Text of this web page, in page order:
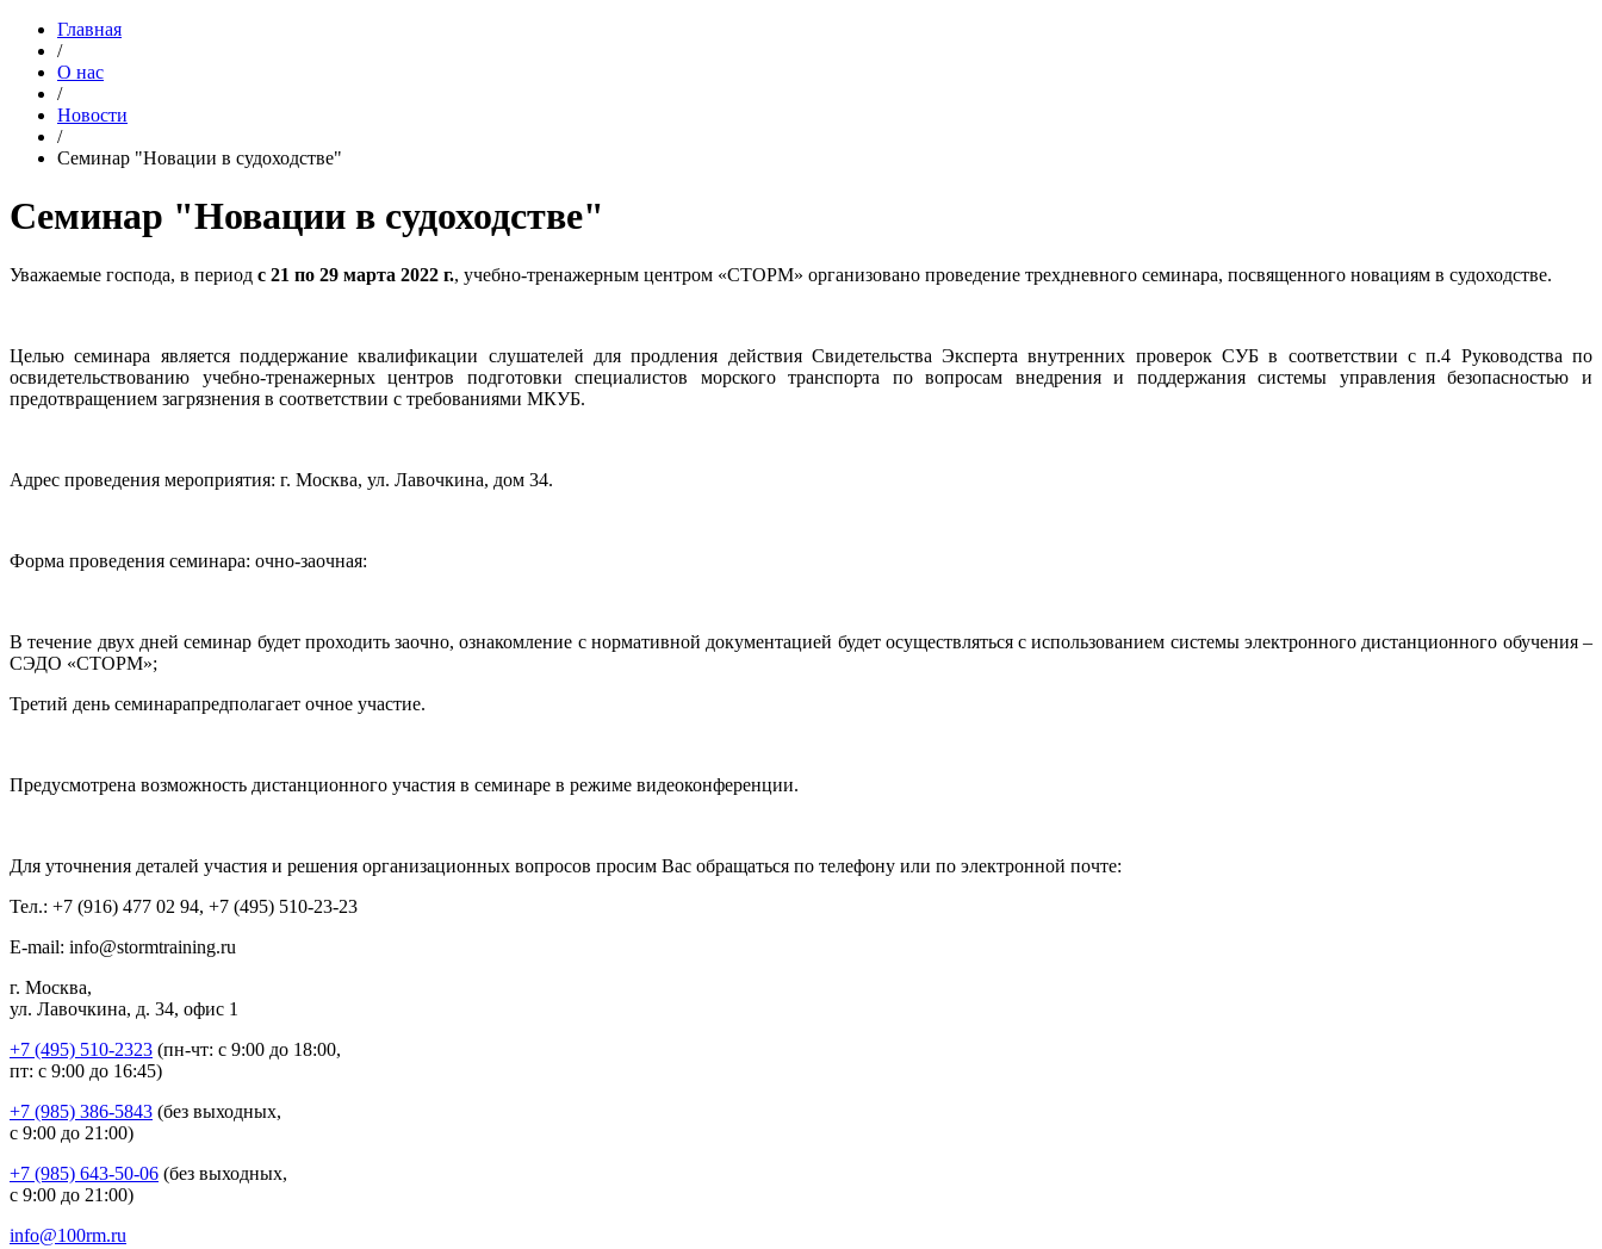
Главная
/
О нас
/
Новости
/
Семинар "Новации в судоходстве"
Семинар "Новации в судоходстве"
Уважаемые господа, в период с 21 по 29 марта 2022 г., учебно-тренажерным центром «СТОРМ» организовано проведение трехдневного семинара, посвященного новациям в судоходстве.
Целью семинара является поддержание квалификации слушателей для продления действия Свидетельства Эксперта внутренних проверок СУБ в соответствии с п.4 Руководства по
освидетельствованию учебно-тренажерных центров подготовки специалистов морского транспорта по вопросам внедрения и поддержания системы управления безопасностью и
предотвращением загрязнения в соответствии с требованиями МКУБ.
Адрес проведения мероприятия: г. Москва, ул. Лавочкина, дом 34.
Форма проведения семинара: очно-заочная:
В течение двух дней семинар будет проходить заочно, ознакомление с нормативной документацией будет осуществляться с использованием системы электронного дистанционного обучения –
СЭДО «СТОРМ»;
Третий день семинарапредполагает очное участие.
Предусмотрена возможность дистанционного участия в семинаре в режиме видеоконференции.
Для уточнения деталей участия и решения организационных вопросов просим Вас обращаться по телефону или по электронной почте:
Тел.: +7 (916) 477 02 94, +7 (495) 510-23-23
E-mail: info@stormtraining.ru
г. Москва,
ул. Лавочкина, д. 34, офис 1
+7 (495) 510-2323 (пн-чт: с 9:00 до 18:00,
пт: с 9:00 до 16:45)
+7 (985) 386-5843 (без выходных,
с 9:00 до 21:00)
+7 (985) 643-50-06 (без выходных,
с 9:00 до 21:00)
info@100rm.ru